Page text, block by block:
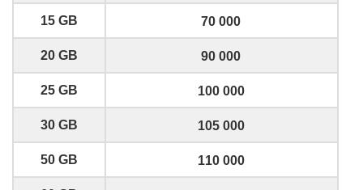
15 GB 70 000
20 GB 90 000
25 GB 100 000
30 GB 105 000
50 GB 110 000